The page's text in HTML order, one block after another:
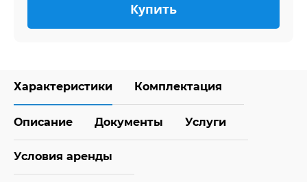
Купить
Характеристики Комплектация
Описание Документы Услуги
Условия аренды